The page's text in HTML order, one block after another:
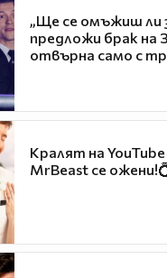
„Ще се омъжиш ли
предложи брак на
отвърна само с
Кралят на
MrBeast се